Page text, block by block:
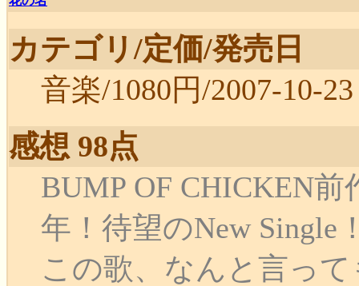
カテゴリ/定価/発売日
音楽/1080円/2007-10-23
感想 98点
BUMP OF CHICKEN
年！待望のNew Single
この歌、なんと言っ